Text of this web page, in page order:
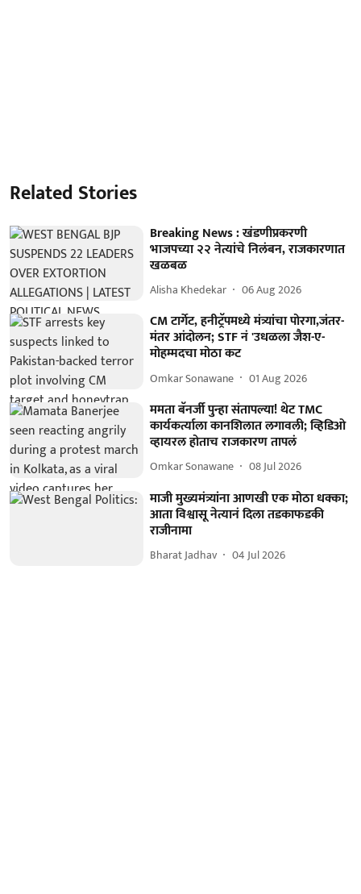
Related Stories
Breaking News : खंडणीप्रकरणी
भाजपच्या २२ नेत्यांचे निलंबन, राजकारणात
खळबळ
Alisha Khedekar 06 Aug 2026
CM टार्गेट, हनीट्रॅपमध्ये मंत्र्यांचा पोरगा,जंतर-
मंतर आंदोलन; STF नं 'उधळला जैश-ए-
मोहम्मदचा मोठा कट
Omkar Sonawane 01 Aug 2026
ममता बॅनर्जी पुन्हा संतापल्या! थेट TMC
कार्यकर्त्याला कानशिलात लगावली; व्हिडिओ
व्हायरल होताच राजकारण तापलं
Omkar Sonawane 08 Jul 2026
माजी मुख्यमंत्र्यांना आणखी एक मोठा धक्का;
आता विश्वासू नेत्यानं दिला तडकाफडकी
राजीनामा
Bharat Jadhav 04 Jul 2026